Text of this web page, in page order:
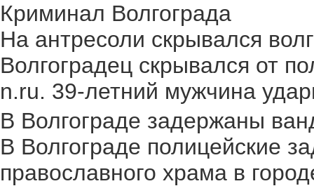
Криминал Волгограда
На антресоли скрывался
Волгоградец скрывался от
n.ru. 39-летний мужчина
В Волгограде задержаны
В Волгограде полицейские
православного храма в